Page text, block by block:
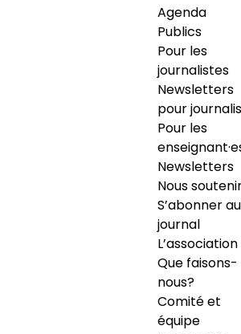
Agenda
Publics
Pour les
journalistes
Newsletters
pour
Pour les
Newsletters
Nous
S’abonner au
journal
L’association
Que faisons-
nous?
Comité et
équipe